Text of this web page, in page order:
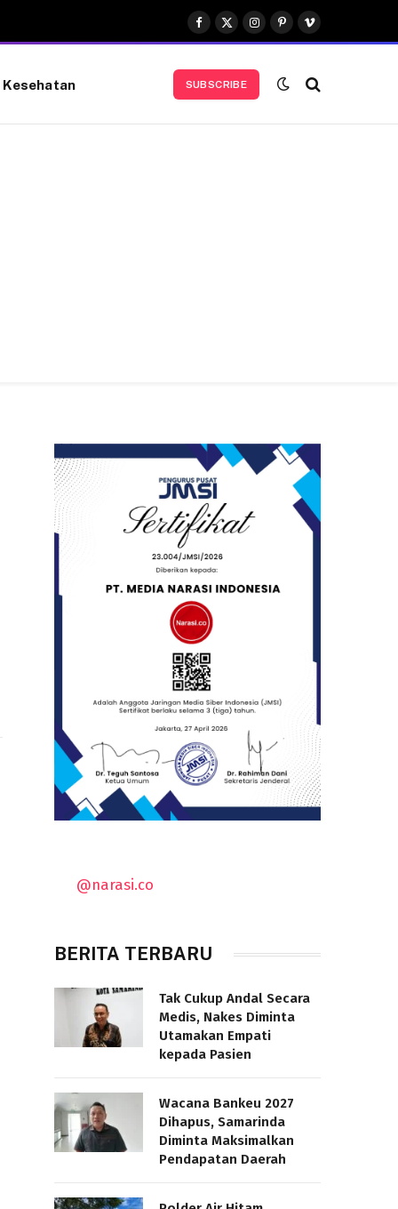
Facebook
X
(Twitter)
Instagram
Pinterest
Vimeo
Kesehatan SUBSCRIBE
@narasi.co
BERITA TERBARU
Tak Cukup Andal Secara
Medis, Nakes Diminta
Utamakan Empati
kepada Pasien
Wacana Bankeu 2027
Dihapus, Samarinda
Diminta Maksimalkan
Pendapatan Daerah